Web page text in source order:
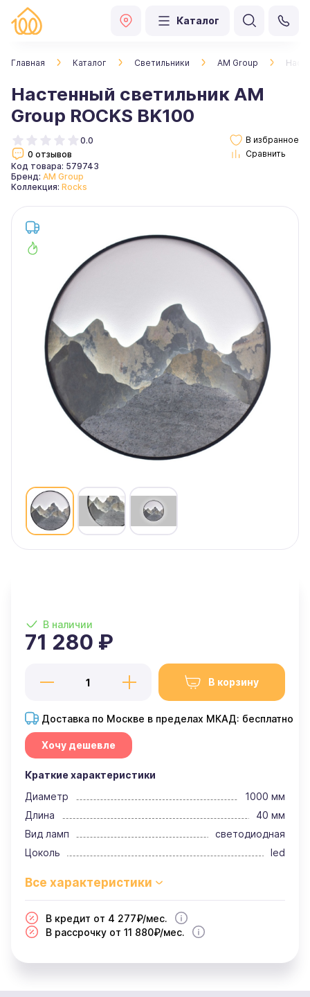
Каталог
Главная Каталог Светильники AM Group
Настенный светильник AM
Group ROCKS BK100
0.0
0 отзывов
Код товара: 579743
Бренд: AM Group
Коллекция: Rocks
В наличии
71 280 ₽
В корзину
Доставка по Москве в пределах МКАД: бесплатно
Хочу дешевле
Краткие характеристики
Диаметр
1000 мм
Длина
40 мм
Вид ламп
светодиодная
Цоколь
led
В кредит от 4 277₽/мес.
В рассрочку от 11 880₽/мес.